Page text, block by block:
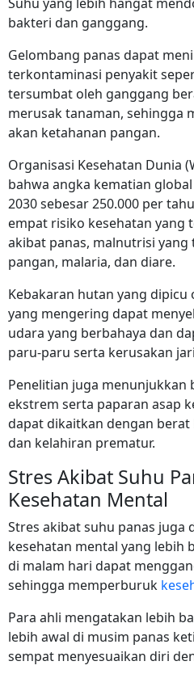
bakteri dan ganggang.
Gelombang panas dapat
terkontaminasi penyakit
tersumbat oleh ganggang
merusak tanaman, sehingga
akan ketahanan pangan.
Organisasi Kesehatan Dunia
bahwa angka kematian
2030 sebesar 250.000 per
empat risiko kesehatan yang
akibat panas, malnutrisi
pangan, malaria, dan diare.
Kebakaran hutan yang
yang mengering dapat
udara yang berbahaya dan
paru-paru serta kerusakan
Penelitian juga menunjukkan
ekstrem serta paparan asap
dapat dikaitkan dengan
dan kelahiran prematur.
Stres Akibat Suhu
Kesehatan Mental
Stres akibat suhu panas juga
kesehatan mental yang lebih
di malam hari dapat
sehingga memperburuk
Para ahli mengatakan lebih
lebih awal di musim panas
sempat menyesuaikan diri